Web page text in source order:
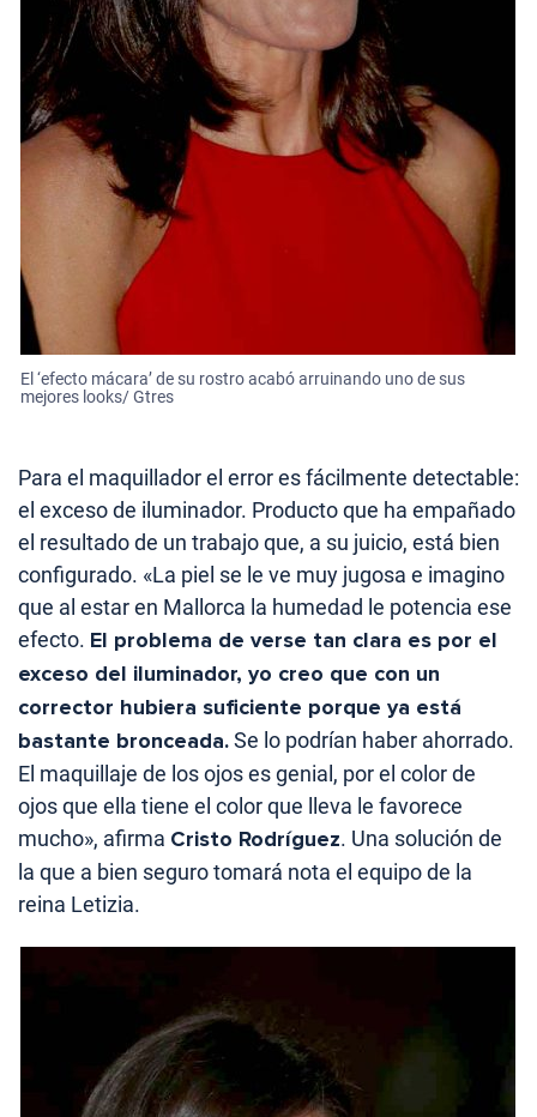
El ‘efecto mácara’ de su rostro acabó arruinando uno de sus
mejores looks/ Gtres
Para el maquillador el error es fácilmente detectable:
el exceso de iluminador. Producto que ha empañado
el resultado de un trabajo que, a su juicio, está bien
configurado. «La piel se le ve muy jugosa e imagino
que al estar en Mallorca la humedad le potencia ese
efecto. El problema de verse tan clara es por el
exceso del iluminador, yo creo que con un
corrector hubiera suficiente porque ya está
bastante bronceada.Se lo podrían haber ahorrado.
El maquillaje de los ojos es genial, por el color de
ojos que ella tiene el color que lleva le favorece
mucho», afirma Cristo Rodríguez. Una solución de
la que a bien seguro tomará nota el equipo de la
reina Letizia.